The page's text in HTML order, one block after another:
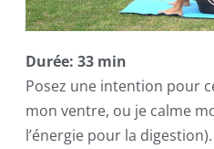
Durée: 33 min
Posez une intention pour
mon ventre, ou je calme
l’énergie pour la